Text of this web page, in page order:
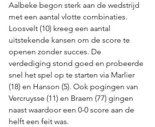
Aalbeke begon sterk aan de wedstrijd
met een aantal vlotte combinaties.
Loosvelt (10) kreeg een aantal
uitstekende kansen om de score te
openen zonder succes. De
verdediging stond goed en probeerde
snel het spel op te starten via Marlier
(18) en Hanson (5). Ook pogingen van
Vercruysse (11) en Braem (77) gingen
naast waardoor een 0-0 score aan de
helft een feit was.